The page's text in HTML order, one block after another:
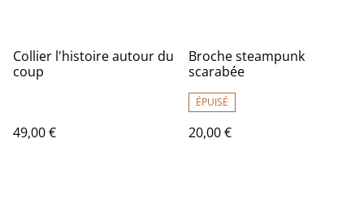
Collier l'histoire autour du
coup
49,00 €
Broche steampunk
scarabée
ÉPUISÉ
20,00 €